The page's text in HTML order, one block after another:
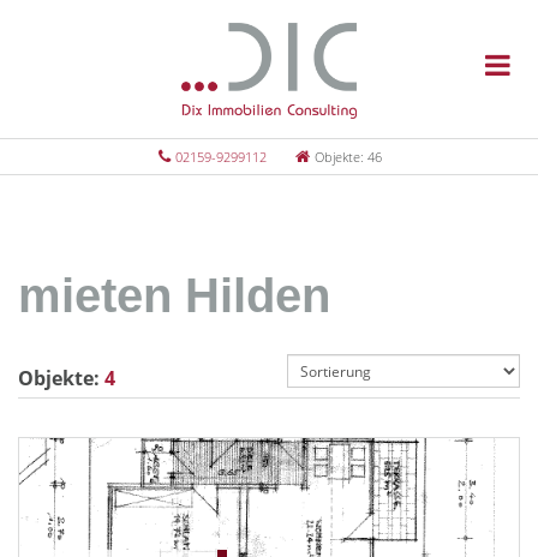
02159-9299112 Objekte: 46
mieten Hilden
Objekte: 4